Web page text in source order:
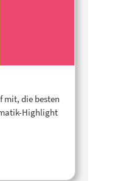
mit, die besten
Highlight